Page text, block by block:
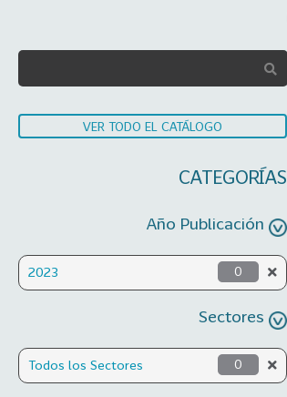
VER TODO EL CATÁLOGO
CATEGORÍAS
Año Publicación
2023 0
Sectores
Todos los Sectores 0